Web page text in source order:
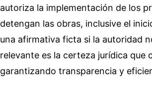
autoriza la implementación de los
detengan las obras, inclusive el
una afirmativa ficta si la autoridad
relevante es la certeza jurídica que
garantizando transparencia y